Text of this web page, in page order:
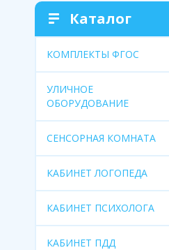
Каталог
КОМПЛЕКТЫ ФГОС
УЛИЧНОЕ
ОБОРУДОВАНИЕ
СЕНСОРНАЯ КОМНАТА
КАБИНЕТ ЛОГОПЕДА
КАБИНЕТ ПСИХОЛОГА
КАБИНЕТ ПДД